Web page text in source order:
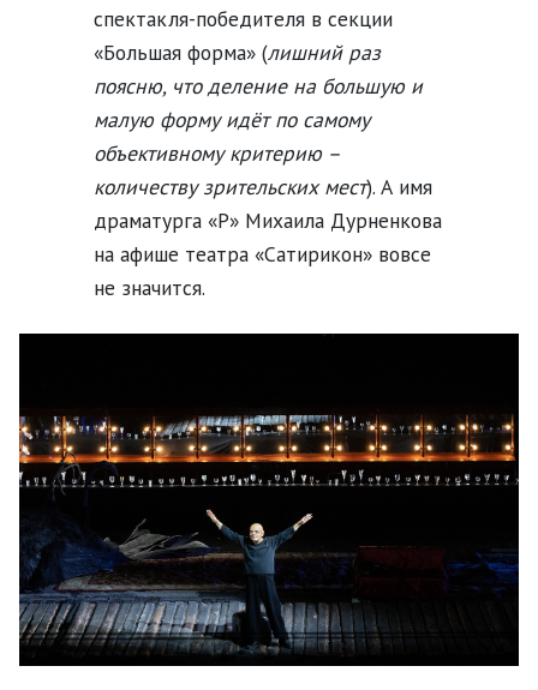
спектакля-победителя в секции
«Большая форма» (лишний раз
поясню, что деление на большую и
малую форму идёт по самому
объективному критерию –
количеству зрительских мест). А имя
драматурга «Р» Михаила Дурненкова
на афише театра «Сатирикон» вовсе
не значится.